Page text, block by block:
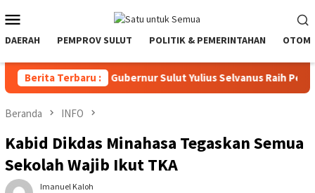
ke
kontenMobile
DAERAH PEMPROV SULUT POLITIK & PEMERINTAHAN
Berita Terbaru :
Di Bandung, Gubernur Sulut Yulius Selvanus Raih
Beranda INFO
Kabid Dikdas Minahasa Tegaskan Semua
Sekolah Wajib Ikut TKA
Imanuel Kaloh